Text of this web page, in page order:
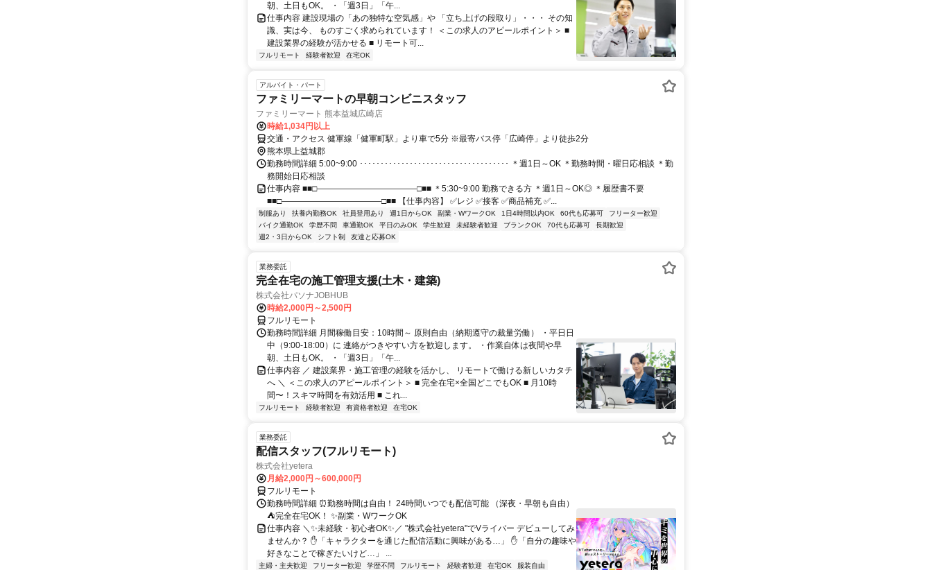
朝、土日もOK。 ・「週3日」「午...
仕事内容 建設現場の「あの独特な空気感」や 「立ち上げの段取り」・・・ その知
識、実は今、 ものすごく求められています！ ＜この求人のアピールポイント＞ ■
建設業界の経験が活かせる ■ リモート可...
フルリモート 経験者歓迎 在宅OK
アルバイト・パート
ファミリーマートの早朝コンビニスタッフ
ファミリーマート 熊本益城広崎店
時給1,034円以上
交通・アクセス 健軍線「健軍町駅」より車で5分 ※最寄バス停「広崎停」より徒歩2分
熊本県上益城郡
勤務時間詳細 5:00~9:00 ････････････････････････････････････ ＊週1日～OK ＊勤務時間・曜日応相談 ＊勤
務開始日応相談
仕事内容 ■■□――――――――――――□■■ ＊5:30~9:00 勤務できる方 ＊週1日～OK◎ ＊履歴書不要
■■□――――――――――――□■■ 【仕事内容】 ✅レジ ✅接客 ✅商品補充 ✅...
制服あり 扶養内勤務OK 社員登用あり 週1日からOK 副業・WワークOK 1日4時間以内OK 60代も応募可
フリーター歓迎
バイク通勤OK
学歴不問 車通勤OK 平日のみOK 学生歓迎 未経験者歓迎 ブランクOK 70代も応募可
長期歓迎
週2・3日からOK
シフト制 友達と応募OK
業務委託
完全在宅の施工管理支援(土木・建築)
株式会社パソナJOBHUB
時給2,000円～2,500円
フルリモート
勤務時間詳細 月間稼働目安：10時間～ 原則自由（納期遵守の裁量労働） ・平日日
中（9:00-18:00）に 連絡がつきやすい方を歓迎します。 ・作業自体は夜間や早
朝、土日もOK。 ・「週3日」「午...
仕事内容 ／ 建設業界・施工管理の経験を活かし、 リモートで働ける新しいカタチ
へ ＼ ＜この求人のアピールポイント＞ ■ 完全在宅×全国どこでもOK ■ 月10時
間〜！スキマ時間を有効活用 ■ これ...
フルリモート 経験者歓迎 有資格者歓迎 在宅OK
業務委託
配信スタッフ(フルリモート)
株式会社yetera
月給2,000円～600,000円
フルリモート
勤務時間詳細 ⏰勤務時間は自由！ 24時間いつでも配信可能 （深夜・早朝も自由）
⛺完全在宅OK！ ✨副業・WワークOK
仕事内容 ＼✨未経験・初心者OK✨／ "株式会社yetera"でVライバー デビューしてみ
ませんか？ ✋「キャラクターを通じた配信活動に興味がある…」 ✋「自分の趣味や
好きなことで稼ぎたいけど…」 ...
主婦・主夫歓迎 フリーター歓迎 学歴不問 フルリモート 経験者歓迎 在宅OK
服装自由